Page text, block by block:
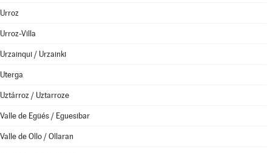
Urroz
Urroz-Villa
Urzainqui / Urzainki
Uterga
Uztárroz / Uztarroze
Valle de Egüés / Eguesibar
Valle de Ollo / Ollaran